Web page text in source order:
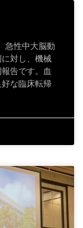
急性中大脳動
対し、機械
告です。血
な臨床転帰